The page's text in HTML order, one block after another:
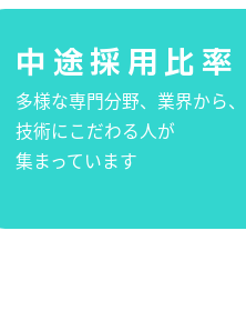
中途採用比率
多様な専門分野、業界から、
技術にこだわる人が
集まっています